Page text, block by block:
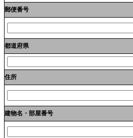
郵便番号
都道府県
住所
建物名・部屋番号